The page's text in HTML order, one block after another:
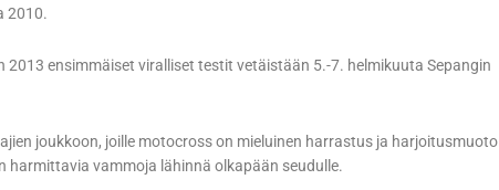
2010.
2013 ensimmäiset viralliset testit vetäistään 5.-7. helmikuuta Sepangin
joukkoon, joille motocross on mieluinen harrastus ja harjoitusmuoto
vammoja lähinnä olkapään seudulle.